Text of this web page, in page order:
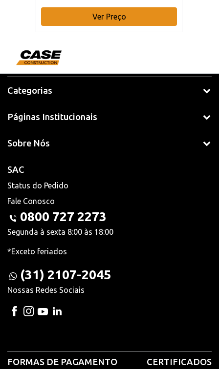
Ver Preço
Categorias
Páginas Institucionais
Sobre Nós
SAC
Status do Pedido
Fale Conosco
0800 727 2273
Segunda à sexta 8:00 às 18:00
*Exceto feriados
(31) 2107-2045
Nossas Redes Sociais
FORMAS DE PAGAMENTO CERTIFICADOS